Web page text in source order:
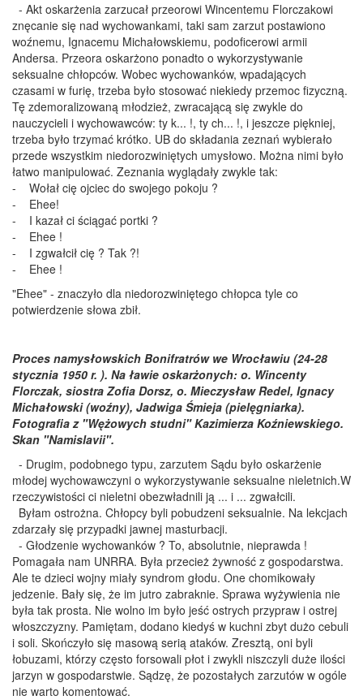
- Akt oskarżenia zarzucał przeorowi Wincentemu Florczakowi
znęcanie się nad wychowankami, taki sam zarzut postawiono
woźnemu, Ignacemu Michałowskiemu, podoficerowi armii
Andersa. Przeora oskarżono ponadto o wykorzystywanie
seksualne chłopców. Wobec wychowanków, wpadających
czasami w furię, trzeba było stosować niekiedy przemoc fizyczną.
Tę zdemoralizowaną młodzież, zwracającą się zwykle do
nauczycieli i wychowawców: ty k... !, ty ch... !, i jeszcze piękniej,
trzeba było trzymać krótko. UB do składania zeznań wybierało
przede wszystkim niedorozwiniętych umysłowo. Można nimi było
łatwo manipulować. Zeznania wyglądały zwykle tak:
- Wołał cię ojciec do swojego pokoju ?
- Ehee!
- I kazał ci ściągać portki ?
- Ehee !
- I zgwałcił cię ? Tak ?!
- Ehee !
"Ehee" - znaczyło dla niedorozwiniętego chłopca tyle co
potwierdzenie słowa zbił.
Proces namysłowskich Bonifratrów we Wrocławiu (24-28
stycznia 1950 r. ). Na ławie oskarżonych: o. Wincenty
Florczak, siostra Zofia Dorsz, o. Mieczysław Redel, Ignacy
Michałowski (woźny), Jadwiga Śmieja (pielęgniarka).
Fotografia z "Wężowych studni" Kazimierza Koźniewskiego.
Skan "Namislavii".
- Drugim, podobnego typu, zarzutem Sądu było oskarżenie
młodej wychowawczyni o wykorzystywanie seksualne nieletnich.W
rzeczywistości ci nieletni obezwładnili ją ... i ... zgwałcili.
Byłam ostrożna. Chłopcy byli pobudzeni seksualnie. Na lekcjach
zdarzały się przypadki jawnej masturbacji.
- Głodzenie wychowanków ? To, absolutnie, nieprawda !
Pomagała nam UNRRA. Była przecież żywność z gospodarstwa.
Ale te dzieci wojny miały syndrom głodu. One chomikowały
jedzenie. Bały się, że im jutro zabraknie. Sprawa wyżywienia nie
była tak prosta. Nie wolno im było jeść ostrych przypraw i ostrej
włoszczyzny. Pamiętam, dodano kiedyś w kuchni zbyt dużo cebuli
i soli. Skończyło się masową serią ataków. Zresztą, oni byli
łobuzami, którzy często forsowali płot i zwykli niszczyli duże ilości
jarzyn w gospodarstwie. Sądzę, że pozostałych zarzutów w ogóle
nie warto komentować.